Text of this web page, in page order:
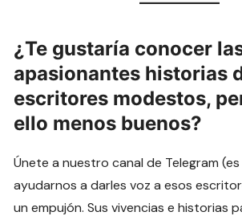
¿Te gustaría conocer
apasionantes historias
escritores modestos,
ello menos buenos?
Únete a nuestro canal de Telegram
ayudarnos a darles voz a esos
un empujón. Sus vivencias e historias